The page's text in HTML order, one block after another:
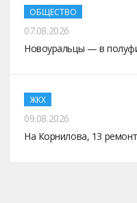
ОБЩЕСТВО
07.08.2026
Новоуральцы — в
ЖКХ
09.08.2026
На Корнилова, 13